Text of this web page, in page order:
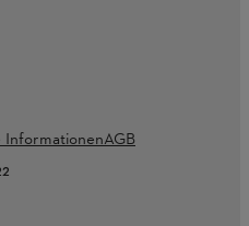
InformationenAGB